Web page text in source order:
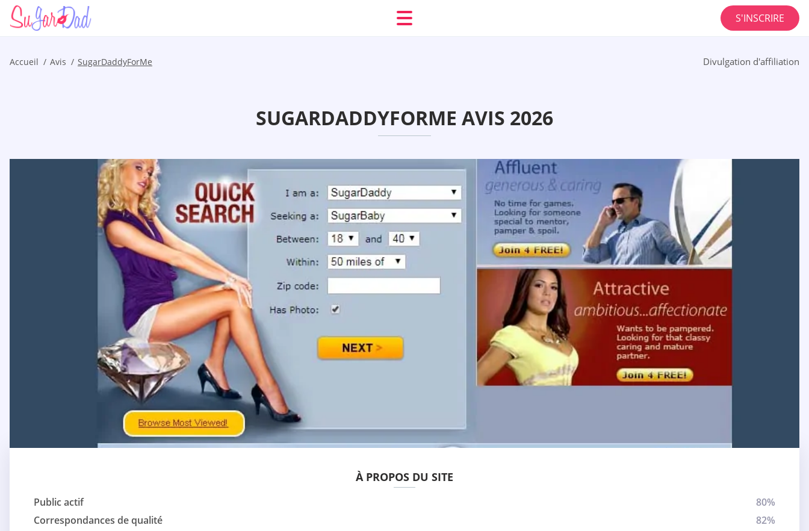
S'INSCRIRE
Accueil Avis SugarDaddyForMe Divulgation d'affiliation
SUGARDADDYFORME AVIS 2026
À PROPOS DU SITE
Public actif
80%
Correspondances de qualité
82%